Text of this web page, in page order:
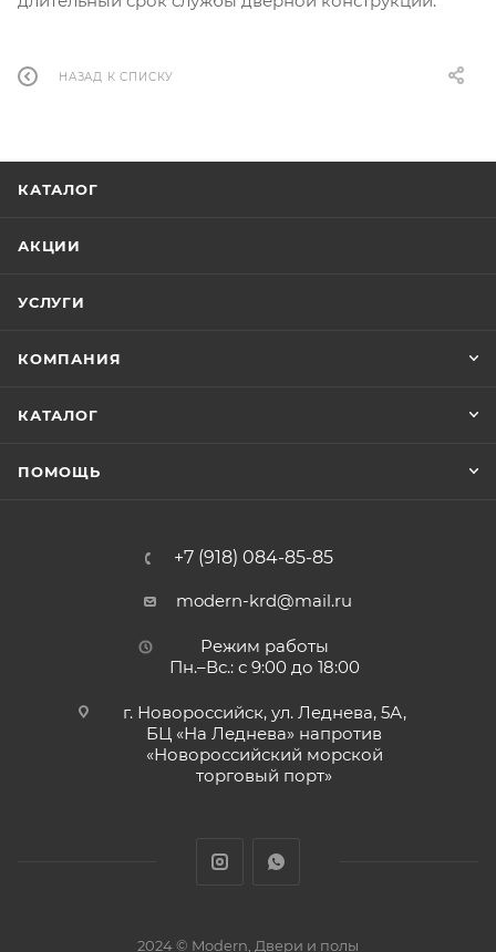
НАЗАД К СПИСКУ
КАТАЛОГ
АКЦИИ
УСЛУГИ
КОМПАНИЯ
КАТАЛОГ
ПОМОЩЬ
+7 (918) 084-85-85
modern-krd@mail.ru
Режим работы
Пн.–Вс.: с 9:00 до 18:00
г. Новороссийск, ул. Леднева, 5А,
БЦ «На Леднева» напротив
«Новороссийский морской
торговый порт»
2024 © Modern, Двери и полы